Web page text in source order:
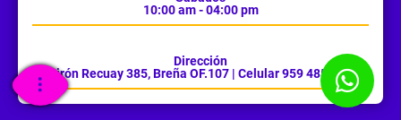
10:00 am - 04:00 pm
Dirección
Jirón Recuay 385, Breña OF.107 | Celular 959 485 385